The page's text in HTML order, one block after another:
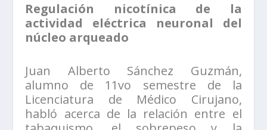
Regulación nicotínica de la
actividad eléctrica neuronal del
núcleo arqueado
Juan Alberto Sánchez Guzmán,
alumno de 11vo semestre de la
Licenciatura de Médico Cirujano,
habló acerca de la relación entre el